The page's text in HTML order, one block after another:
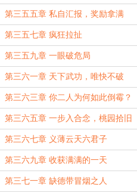
第三五五章 私自汇报，奖励拿满
第三五七章 疯狂拉扯
第三五九章 一眼破危局
第三六一章 天下武功，唯快不破
第三六三章 你二人为何如此倒霉？
第三六五章 一步入合念，桃园拾旧
义
第三六七章 义薄云天六君子
第三六九章 收获满满的一天
第三七一章 缺德带冒烟之人